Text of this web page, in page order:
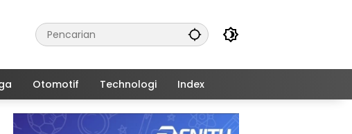
Otomotif Technologi Index